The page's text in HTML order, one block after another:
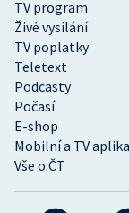
TV program
Živé vysílání
TV poplatky
Teletext
Podcasty
Počasí
E-shop
Mobilní a TV
Vše o ČT